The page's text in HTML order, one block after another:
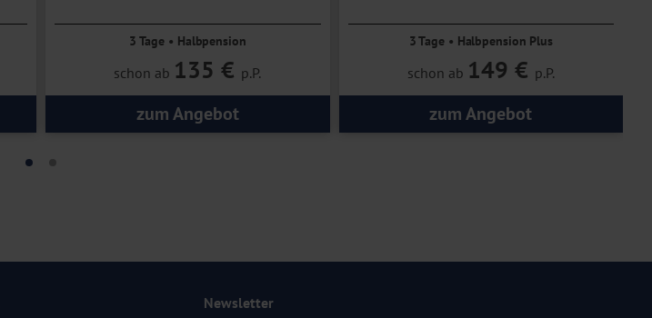
3 Tage • Halbpension
schon ab 135 € p.P.
zum Angebot
3 Tage • Halbpension Plus
schon ab 149 € p.P.
zum Angebot
Newsletter